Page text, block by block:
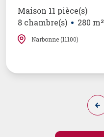
Maison 11 pièce(s)
8 chambre(s)
280 m²
Narbonne (11100)